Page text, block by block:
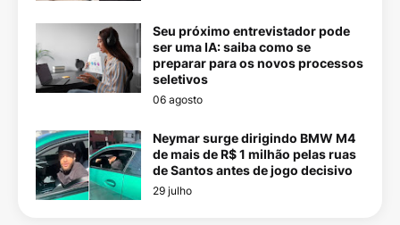
Seu próximo entrevistador pode
ser uma IA: saiba como se
preparar para os novos processos
seletivos
06 agosto
Neymar surge dirigindo BMW M4
de mais de R$ 1 milhão pelas ruas
de Santos antes de jogo decisivo
29 julho